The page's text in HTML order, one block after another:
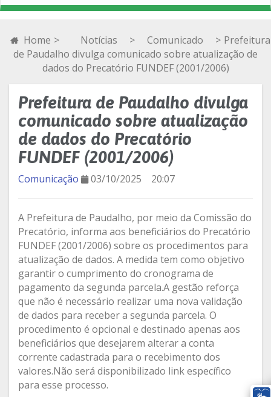
Home > Notícias > Comunicado > Prefeitura
de Paudalho divulga comunicado sobre atualização de
dados do Precatório FUNDEF (2001/2006)
Prefeitura de Paudalho divulga
comunicado sobre atualização
de dados do Precatório
FUNDEF (2001/2006)
Comunicação 03/10/2025 20:07
A Prefeitura de Paudalho, por meio da Comissão do
Precatório, informa aos beneficiários do Precatório
FUNDEF (2001/2006) sobre os procedimentos para
atualização de dados. A medida tem como objetivo
garantir o cumprimento do cronograma de
pagamento da segunda parcela.A gestão reforça
que não é necessário realizar uma nova validação
de dados para receber a segunda parcela. O
procedimento é opcional e destinado apenas aos
beneficiários que desejarem alterar a conta
corrente cadastrada para o recebimento dos
valores.Não será disponibilizado link específico
para esse processo.